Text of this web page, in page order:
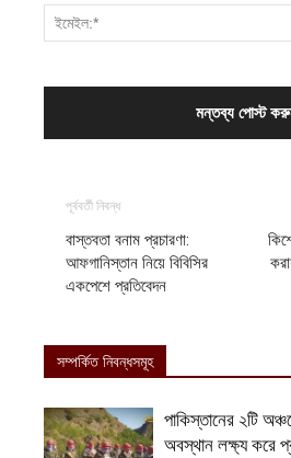
পূর্ববর্তী নিবন্ধ
বাস্তবতা বনাম প্রচারণা:
আফগানিস্তান নিয়ে বিবিসির
একপেশে প্রতিবেদন
সম্পর্কিত নিবন্ধসমূহ
পাকিস্তানের ২টি
অবস্থান লক্ষ্য করে